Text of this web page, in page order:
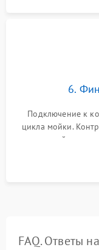
6.
Подключение к
цикла мойки.
до нужной
штатного
FAQ. Ответы